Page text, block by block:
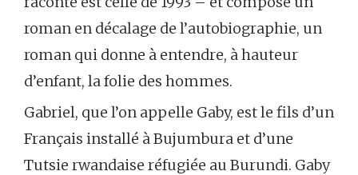
roman en décalage de l’autobiographie, un
roman qui donne à entendre, à hauteur
d’enfant, la folie des hommes.
Gabriel, que l’on appelle Gaby, est le fils d’un
Français installé à Bujumbura et d’une
Tutsie rwandaise réfugiée au Burundi. Gaby